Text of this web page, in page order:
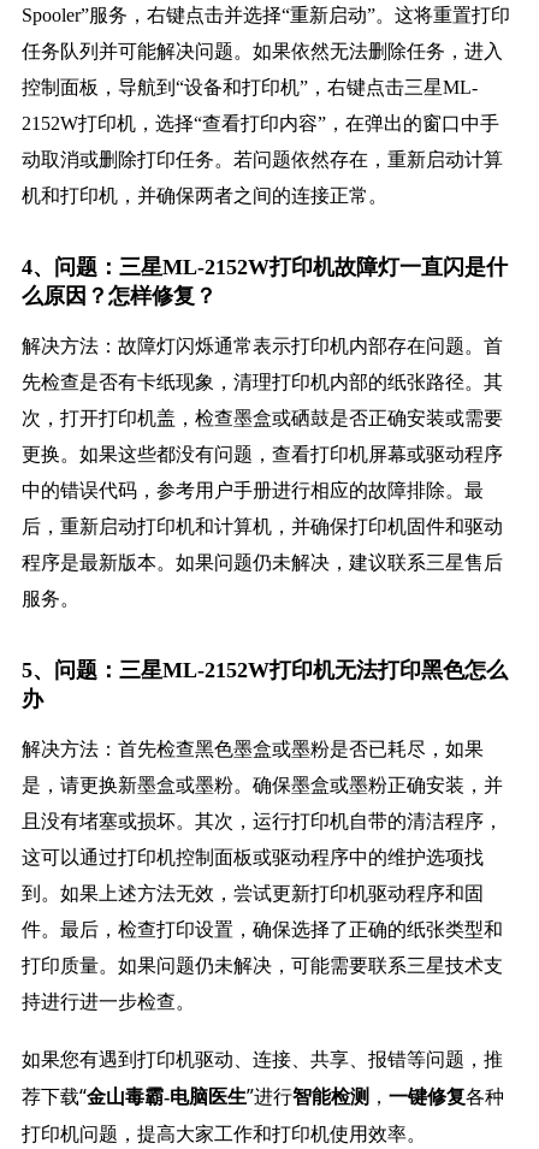
Spooler”服务，右键点击并选择“重新启动”。这将重置打印
任务队列并可能解决问题。如果依然无法删除任务，进入
控制面板，导航到“设备和打印机”，右键点击三星ML-
2152W打印机，选择“查看打印内容”，在弹出的窗口中手
动取消或删除打印任务。若问题依然存在，重新启动计算
机和打印机，并确保两者之间的连接正常。
4、问题：三星ML-2152W打印机故障灯一直闪是什
么原因？怎样修复？
解决方法：故障灯闪烁通常表示打印机内部存在问题。首
先检查是否有卡纸现象，清理打印机内部的纸张路径。其
次，打开打印机盖，检查墨盒或硒鼓是否正确安装或需要
更换。如果这些都没有问题，查看打印机屏幕或驱动程序
中的错误代码，参考用户手册进行相应的故障排除。最
后，重新启动打印机和计算机，并确保打印机固件和驱动
程序是最新版本。如果问题仍未解决，建议联系三星售后
服务。
5、问题：三星ML-2152W打印机无法打印黑色怎么
办
解决方法：首先检查黑色墨盒或墨粉是否已耗尽，如果
是，请更换新墨盒或墨粉。确保墨盒或墨粉正确安装，并
且没有堵塞或损坏。其次，运行打印机自带的清洁程序，
这可以通过打印机控制面板或驱动程序中的维护选项找
到。如果上述方法无效，尝试更新打印机驱动程序和固
件。最后，检查打印设置，确保选择了正确的纸张类型和
打印质量。如果问题仍未解决，可能需要联系三星技术支
持进行进一步检查。
如果您有遇到打印机驱动、连接、共享、报错等问题，推
荐下载“金山毒霸-电脑医生”进行智能检测， 一键修复各种
打印机问题，提高大家工作和打印机使用效率。